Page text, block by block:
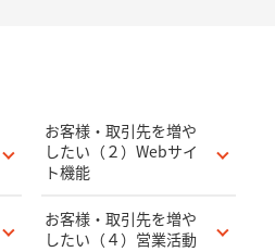
お客様・取引先を増や
したい（２）Webサイ
ト機能
お客様・取引先を増や
したい（４）営業活動